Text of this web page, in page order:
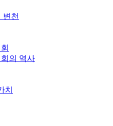
변천
의 역사
치